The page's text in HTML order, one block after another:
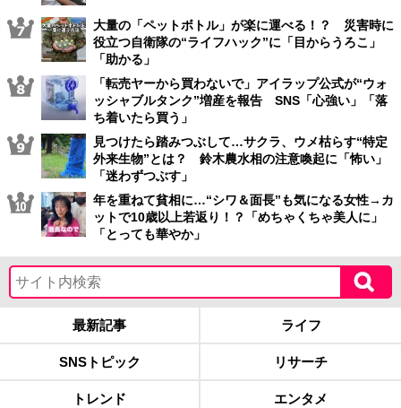
大量の「ペットボトル」が楽に運べる！？ 災害時に
役立つ自衛隊の“ライフハック”に「目からうろこ」
「助かる」
「転売ヤーから買わないで」アイラップ公式が“ウォ
ッシャブルタンク”増産を報告 SNS「心強い」「落
ち着いたら買う」
見つけたら踏みつぶして…サクラ、ウメ枯らす“特定
外来生物”とは？ 鈴木農水相の注意喚起に「怖い」
「迷わずつぶす」
年を重ねて貧相に…“シワ＆面長”も気になる女性→カ
ットで10歳以上若返り！？「めちゃくちゃ美人に」
「とっても華やか」
最新記事 ライフ
SNSトピック リサーチ
トレンド エンタメ